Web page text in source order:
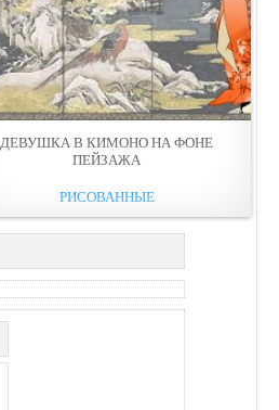
ДЕВУШКА В КИМОНО НА ФОНЕ
ПЕЙЗАЖА
РИСОВАННЫЕ